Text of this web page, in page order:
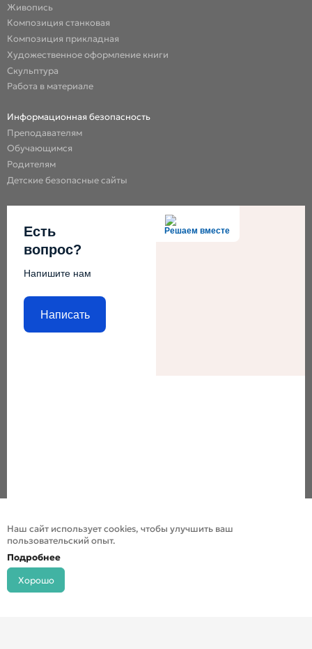
Живопись
Композиция станковая
Композиция прикладная
Художественное оформление книги
Скульптура
Работа в материале
Информационная безопасность
Преподавателям
Обучающимся
Родителям
Детские безопасные сайты
Решаем вместе
Есть
вопрос?
Напишите нам
Написать
Наш сайт использует cookies, чтобы улучшить ваш
пользовательский опыт.
Подробнее
Хорошо